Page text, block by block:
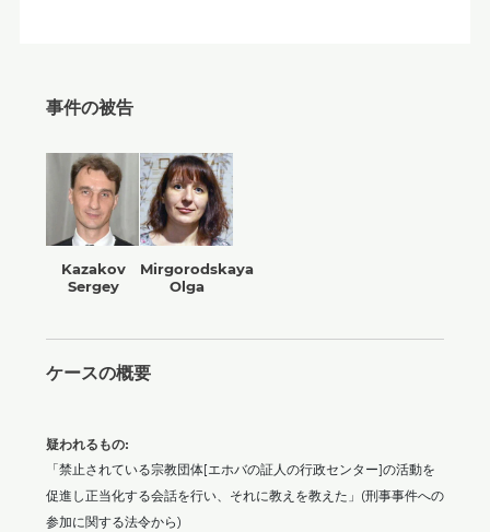
事件の被告
Kazakov
Sergey
Mirgorodskaya
Olga
ケースの概要
疑われるもの:
「禁止されている宗教団体[エホバの証人の行政センター]の活動を
促進し正当化する会話を行い、それに教えを教えた」(刑事事件への
参加に関する法令から)